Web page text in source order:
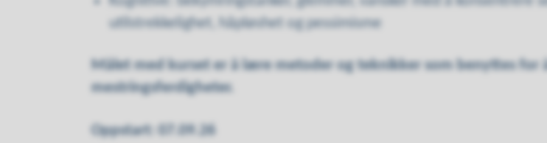
utilstrekkelighet, håpløshet og pessimisme
Målet med kurset er å lære metoder og teknikker som benyttes for
mestringsferdigheter.
Oppstart: 07.09.26